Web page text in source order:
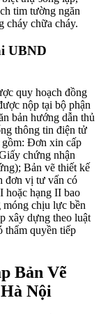
tim tường ngăn
cháy chữa cháy.
UBND
quy hoạch đồng
nộp tại bộ phận
bản hướng dẫn thủ
thông tin điện tử
gồm: Đơn xin cấp
chứng nhận
Bản vẽ thiết kế
đơn vị tư vấn có
hoặc hạng II bao
móng chịu lực bền
xây dựng theo luật
thẩm quyền tiếp
Bản Vẽ
Nội